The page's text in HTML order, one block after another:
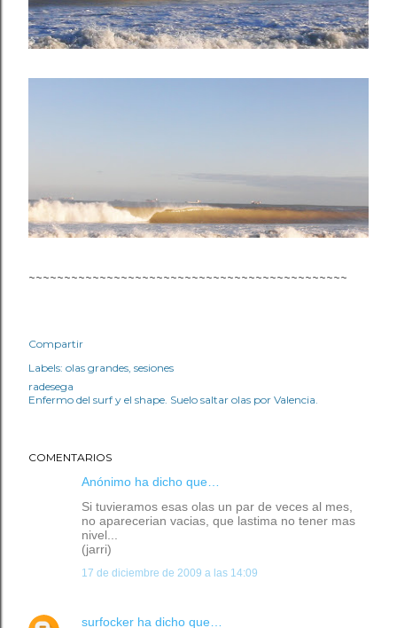
~~~~~~~~~~~~~~~~~~~~~~~~~~~~~~~~~~~~~~~~~~~~~
Compartir
Labels: olas grandes sesiones
radesega
Enfermo del surf y el shape. Suelo saltar olas por Valencia.
COMENTARIOS
Anónimo ha dicho que…
Si tuvieramos esas olas un par de veces al mes,
no aparecerian vacias, que lastima no tener mas
nivel...
(jarri)
17 de diciembre de 2009 a las 14:09
surfocker ha dicho que…